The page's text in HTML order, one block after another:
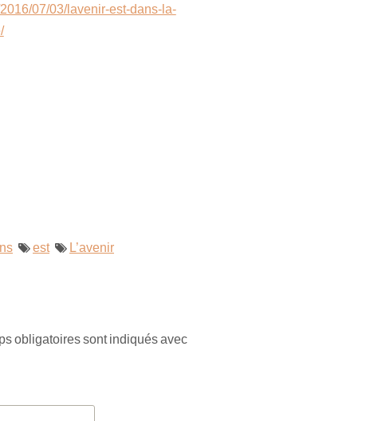
07/03/lavenir-est-dans-la-
est
L’avenir
obligatoires sont indiqués avec